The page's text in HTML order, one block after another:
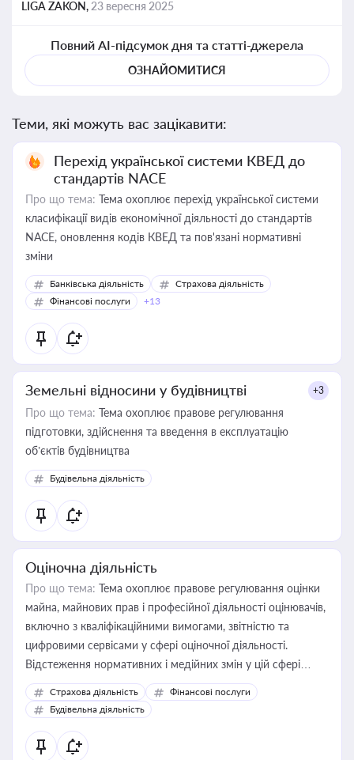
LIGA ZAKON, 23 вересня 2025
Повний AI-підсумок дня та статті-джерела
ОЗНАЙОМИТИСЯ
Теми, які можуть вас зацікавити:
Перехід української системи КВЕД до
стандартів NACE
Про що тема: Тема охоплює перехід української системи
класифікації видів економічної діяльності до стандартів
NACE, оновлення кодів КВЕД та пов'язані нормативні
зміни
Банківська діяльність
Страхова діяльність
Фінансові послуги
+13
Земельні відносини у будівництві +3
Про що тема: Тема охоплює правове регулювання
підготовки, здійснення та введення в експлуатацію
об’єктів будівництва
Будівельна діяльність
Оціночна діяльність
Про що тема: Тема охоплює правове регулювання оцінки
майна, майнових прав і професійної діяльності оцінювачів,
включно з кваліфікаційними вимогами, звітністю та
цифровими сервісами у сфері оціночної діяльності.
Відстеження нормативних і медійних змін у цій сфері
корисне для власника бізнесу, керівника, юриста або
бухгалтера під час оподаткування, приватизації, оренди
державного майна, корпоративних угод і перевірки
статусу суб'єктів оціночної діяльності
Страхова діяльність
Фінансові послуги
Будівельна діяльність